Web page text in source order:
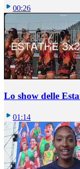
00:26
Lo show delle
01:14